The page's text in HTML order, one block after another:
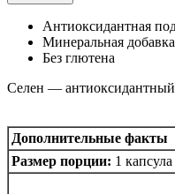
Антиоксидантная
Минеральная добавка
Без глютена
Селен —
Дополнительные факты
Размер порции: 1 капсула